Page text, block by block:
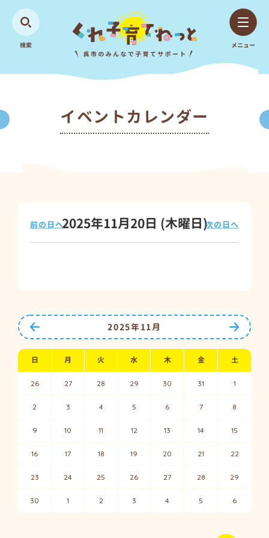
検索 メニュー
イベントカレンダー
2025年11月20日 (木曜日)
前の日へ 次の日へ
次の月
2025年11月
日 月 火 水 木 金 土
26 27 28 29 30 31 1
2 3 4 5 6 7 8
9 10 11 12 13 14 15
16 17 18 19 20 21 22
23 24 25 26 27 28 29
30 1 2 3 4 5 6